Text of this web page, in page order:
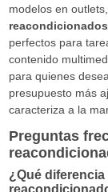
modelos en
reacondicionados
perfectos para
contenido
para quienes
presupuesto más
caracteriza a la
Preguntas
¿Qué